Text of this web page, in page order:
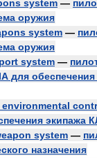
system —
оружия
system —
оружия
system —
для обеспечения
экипажа
system —
назначения